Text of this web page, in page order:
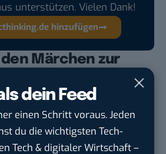
dein Feed
einen Schritt voraus. Jeden
du die wichtigsten Tech-
Tech & digitaler Wirtschaft –
unterstützen. Vielen Dank!
hinzufügen
Märchen zur
dass selbst drei Jahre nach
die Regierungen unbeirrt ihre
weiter aufrüsten und